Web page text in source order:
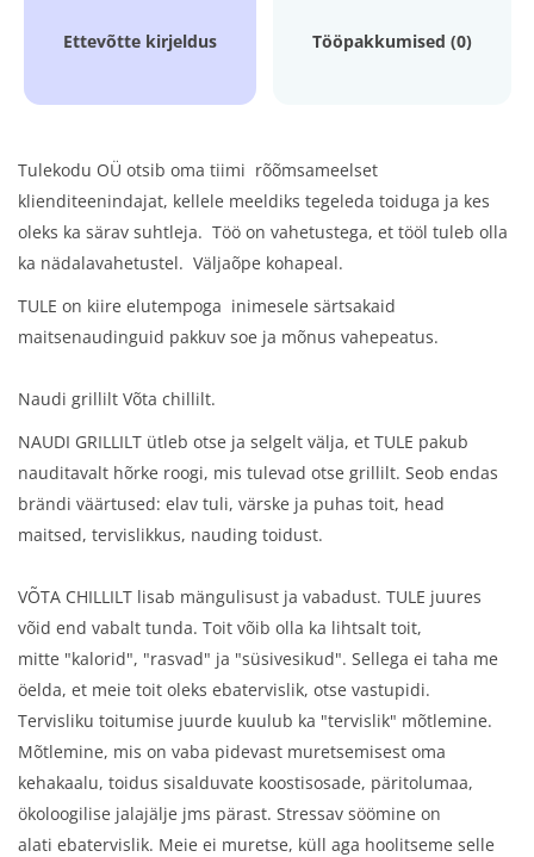
Ettevõtte kirjeldus Tööpakkumised (0)
Tulekodu OÜ otsib oma tiimi rõõmsameelset
klienditeenindajat, kellele meeldiks tegeleda toiduga ja kes
oleks ka särav suhtleja. Töö on vahetustega, et tööl tuleb olla
ka nädalavahetustel. Väljaõpe kohapeal.
TULE on kiire elutempoga inimesele särtsakaid
maitsenaudinguid pakkuv soe ja mõnus vahepeatus.
Naudi grillilt Võta chillilt.
NAUDI GRILLILT ütleb otse ja selgelt välja, et TULE pakub
nauditavalt hõrke roogi, mis tulevad otse grillilt. Seob endas
brändi väärtused: elav tuli, värske ja puhas toit, head
maitsed, tervislikkus, nauding toidust.
VÕTA CHILLILT lisab mängulisust ja vabadust. TULE juures
võid end vabalt tunda. Toit võib olla ka lihtsalt toit,
mitte "kalorid", "rasvad" ja "süsivesikud". Sellega ei taha me
öelda, et meie toit oleks ebatervislik, otse vastupidi.
Tervisliku toitumise juurde kuulub ka "tervislik" mõtlemine.
Mõtlemine, mis on vaba pidevast muretsemisest oma
kehakaalu, toidus sisalduvate koostisosade, päritolumaa,
ökoloogilise jalajälje jms pärast. Stressav söömine on
alati ebatervislik. Meie ei muretse, küll aga hoolitseme selle